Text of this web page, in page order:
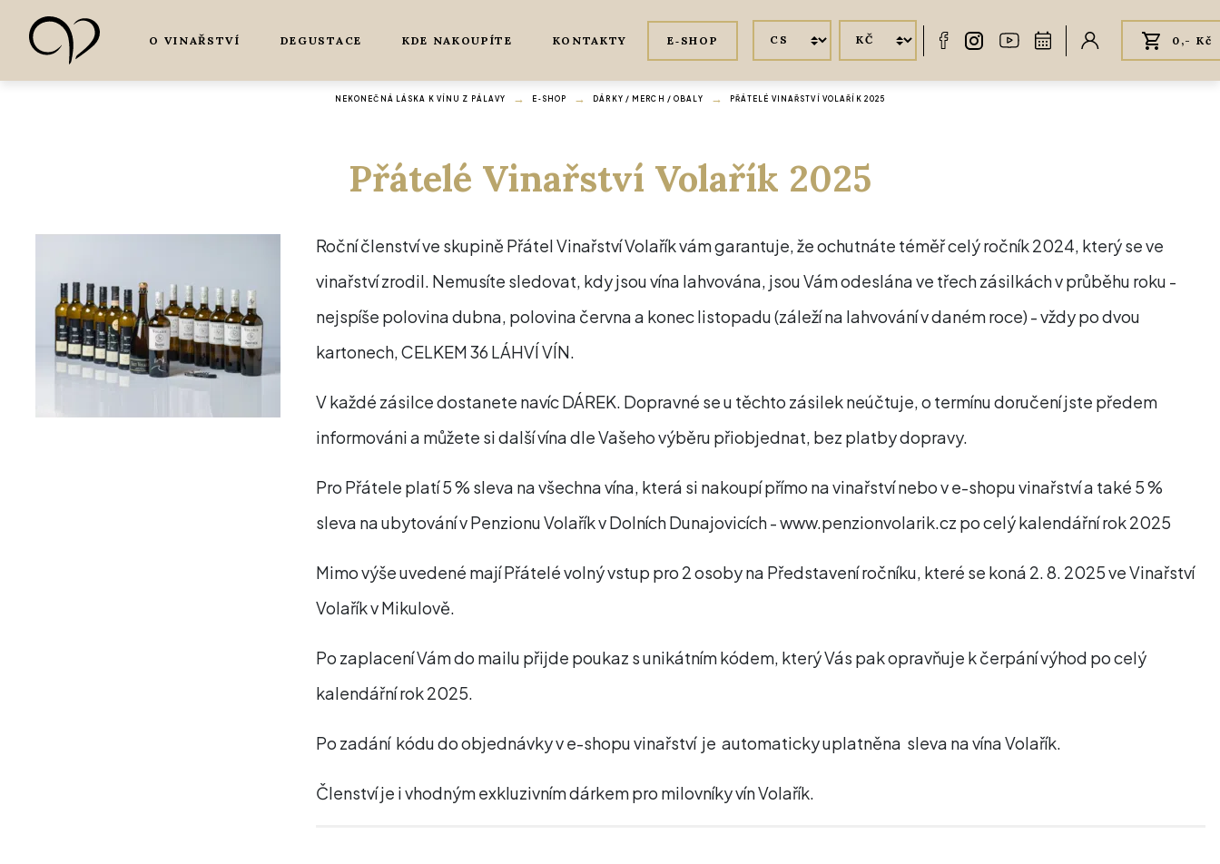
O VINAŘSTVÍ DEGUSTACE KDE NAKOUPÍTE KONTAKTY E‑SHOP 0,- Kč
NEKONEČNÁ LÁSKA K VÍNU Z PÁLAVY E‑SHOP DÁRKY / MERCH / OBALY PŘÁTELÉ VINAŘSTVÍ VOLAŘÍK 2025
Přátelé Vinařství Volařík 2025
Roční členství ve skupině Přátel Vinařství Volařík vám garantuje, že ochutnáte téměř celý ročník 2024, který se ve
vinařství zrodil. Nemusíte sledovat, kdy jsou vína lahvována, jsou Vám odeslána ve třech zásilkách v průběhu roku -
nejspíše polovina dubna, polovina června a konec listopadu (záleží na lahvování v daném roce) - vždy po dvou
kartonech, CELKEM 36 LÁHVÍ VÍN.
V každé zásilce dostanete navíc DÁREK. Dopravné se u těchto zásilek neúčtuje, o termínu doručení jste předem
informováni a můžete si další vína dle Vašeho výběru přiobjednat, bez platby dopravy.
Pro Přátele platí 5 % sleva na všechna vína, která si nakoupí přímo na vinařství nebo v e-shopu vinařství a také 5 %
sleva na ubytování v Penzionu Volařík v Dolních Dunajovicích - www.penzionvolarik.cz po celý kalendářní rok 2025
Mimo výše uvedené mají Přátelé volný vstup pro 2 osoby na Představení ročníku, které se koná 2. 8. 2025 ve Vinařství
Volařík v Mikulově.
Po zaplacení Vám do mailu přijde poukaz s unikátním kódem, který Vás pak opravňuje k čerpání výhod po celý
kalendářní rok 2025.
Po zadání kódu do objednávky v e-shopu vinařství je automaticky uplatněna sleva na vína Volařík.
Členství je i vhodným exkluzivním dárkem pro milovníky vín Volařík.